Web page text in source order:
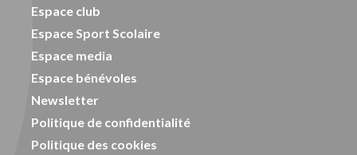
Espace club
Espace Sport Scolaire
Espace media
Espace bénévoles
Newsletter
Politique de confidentialité
Politique des cookies